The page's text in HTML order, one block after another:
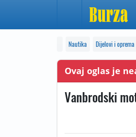
Nautika Dijelovi i oprema
Ovaj oglas je
Vanbrodski